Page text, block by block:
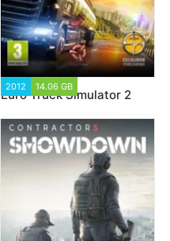
2012 14.06 GB
Euro Truck Simulator 2